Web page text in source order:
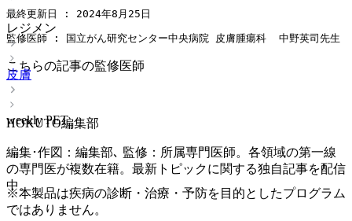
レジメン
皮膚
weekly PET
※本製品は疾病の診断・治療・予防を目的としたプログラム
ではありません。
最終更新日 : 2024年8月25日
監修医師 : 国立がん研究センター中央病院 皮膚腫瘍科  中野英司先生
こちらの記事の監修医師
HOKUTO編集部
編集･作図：編集部､ 監修：所属専門医師。各領域の第一線
の専門医が複数在籍。最新トピックに関する独自記事を配信
中。